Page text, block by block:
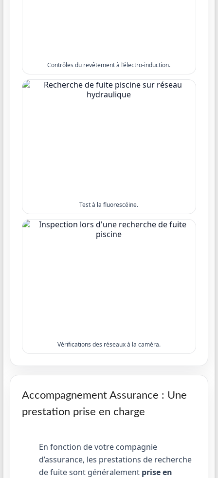
Contrôles du revêtement à l’électro-induction.
Test à la fluorescéine.
Vérifications des réseaux à la caméra.
Accompagnement Assurance : Une
prestation prise en charge
En fonction de votre compagnie
d’assurance, les prestations de recherche
de fuite sont généralement prise en